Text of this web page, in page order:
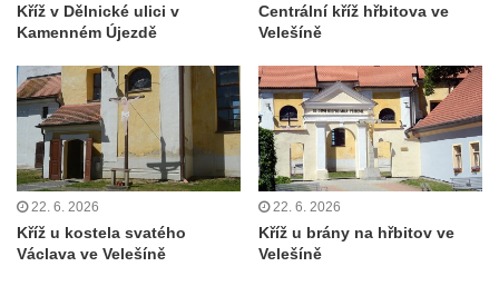
nad Nisou
Rychnově u Jablonce nad Nisou
Kříž u domu čp. 23 v Pulečném
Kříž u rozcestí u domu čp. 53 v Maršovicích
Centrální kříž hřbitova v Krásné u Pěnčína
zámku v Teplicích nad Metují
Kříž v Dělnické ulici v
Kamenném Újezdě
Centrální kříž hřbitova ve
Velešíně
22. 6. 2026
Kříž u kostela svatého
Václava ve Velešíně
22. 6. 2026
Kříž u brány na hřbitov ve
Velešíně